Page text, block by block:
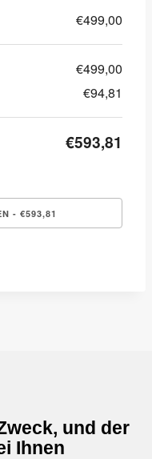
€499,00
€499,00
€94,81
€593,81
und der
Ihnen